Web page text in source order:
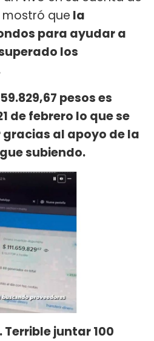
que la
para ayudar a
los
pesos es
de febrero lo que se
al apoyo de la
subiendo.
juntar 100